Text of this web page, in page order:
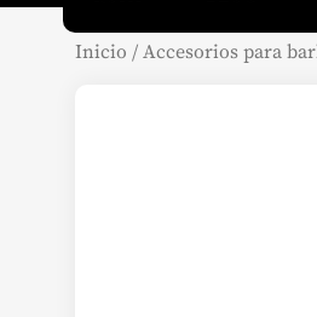
Inicio /Accesorios para